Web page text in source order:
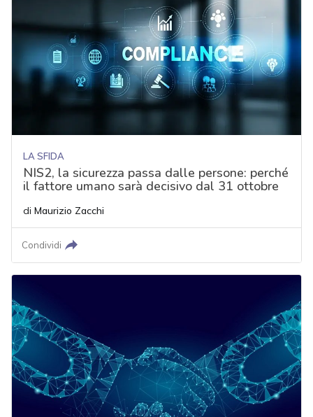
LA SFIDA
NIS2, la sicurezza passa dalle persone: perché
il fattore umano sarà decisivo dal 31 ottobre
di Maurizio Zacchi
Condividi